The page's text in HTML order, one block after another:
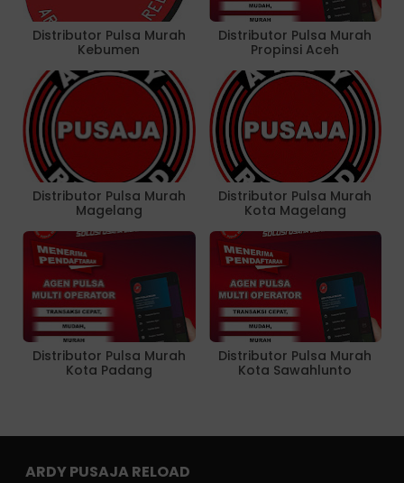
Distributor Pulsa Murah
Kebumen
Distributor Pulsa Murah
Propinsi Aceh
Distributor Pulsa Murah
Magelang
Distributor Pulsa Murah
Kota Magelang
Distributor Pulsa Murah
Kota Padang
Distributor Pulsa Murah
Kota Sawahlunto
ARDY PUSAJA RELOAD